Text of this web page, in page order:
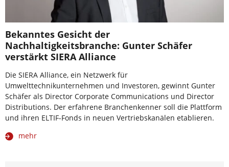
Bekanntes Gesicht der
Nachhaltigkeitsbranche: Gunter Schäfer
verstärkt SIERA Alliance
Die SIERA Alliance, ein Netzwerk für
Umwelttechnikunternehmen und Investoren, gewinnt Gunter
Schäfer als Director Corporate Communications und Director
Distributions. Der erfahrene Branchenkenner soll die Plattform
und ihren ELTIF-Fonds in neuen Vertriebskanälen etablieren.
mehr